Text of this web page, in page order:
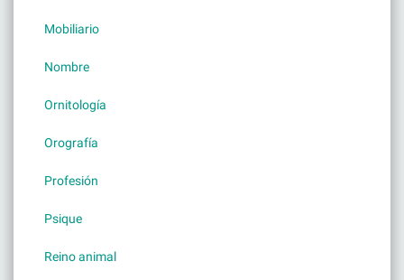
Mobiliario
Nombre
Ornitología
Orografía
Profesión
Psique
Reino animal